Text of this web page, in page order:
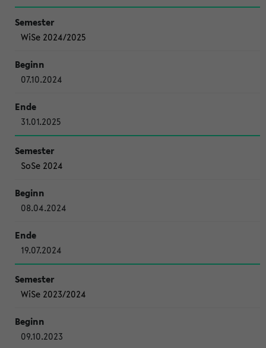
WiSe 2024/2025
07.10.2024
31.01.2025
SoSe 2024
08.04.2024
19.07.2024
WiSe 2023/2024
09.10.2023